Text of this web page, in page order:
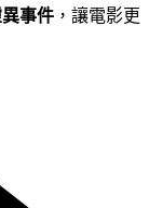
事件 ，讓電影更